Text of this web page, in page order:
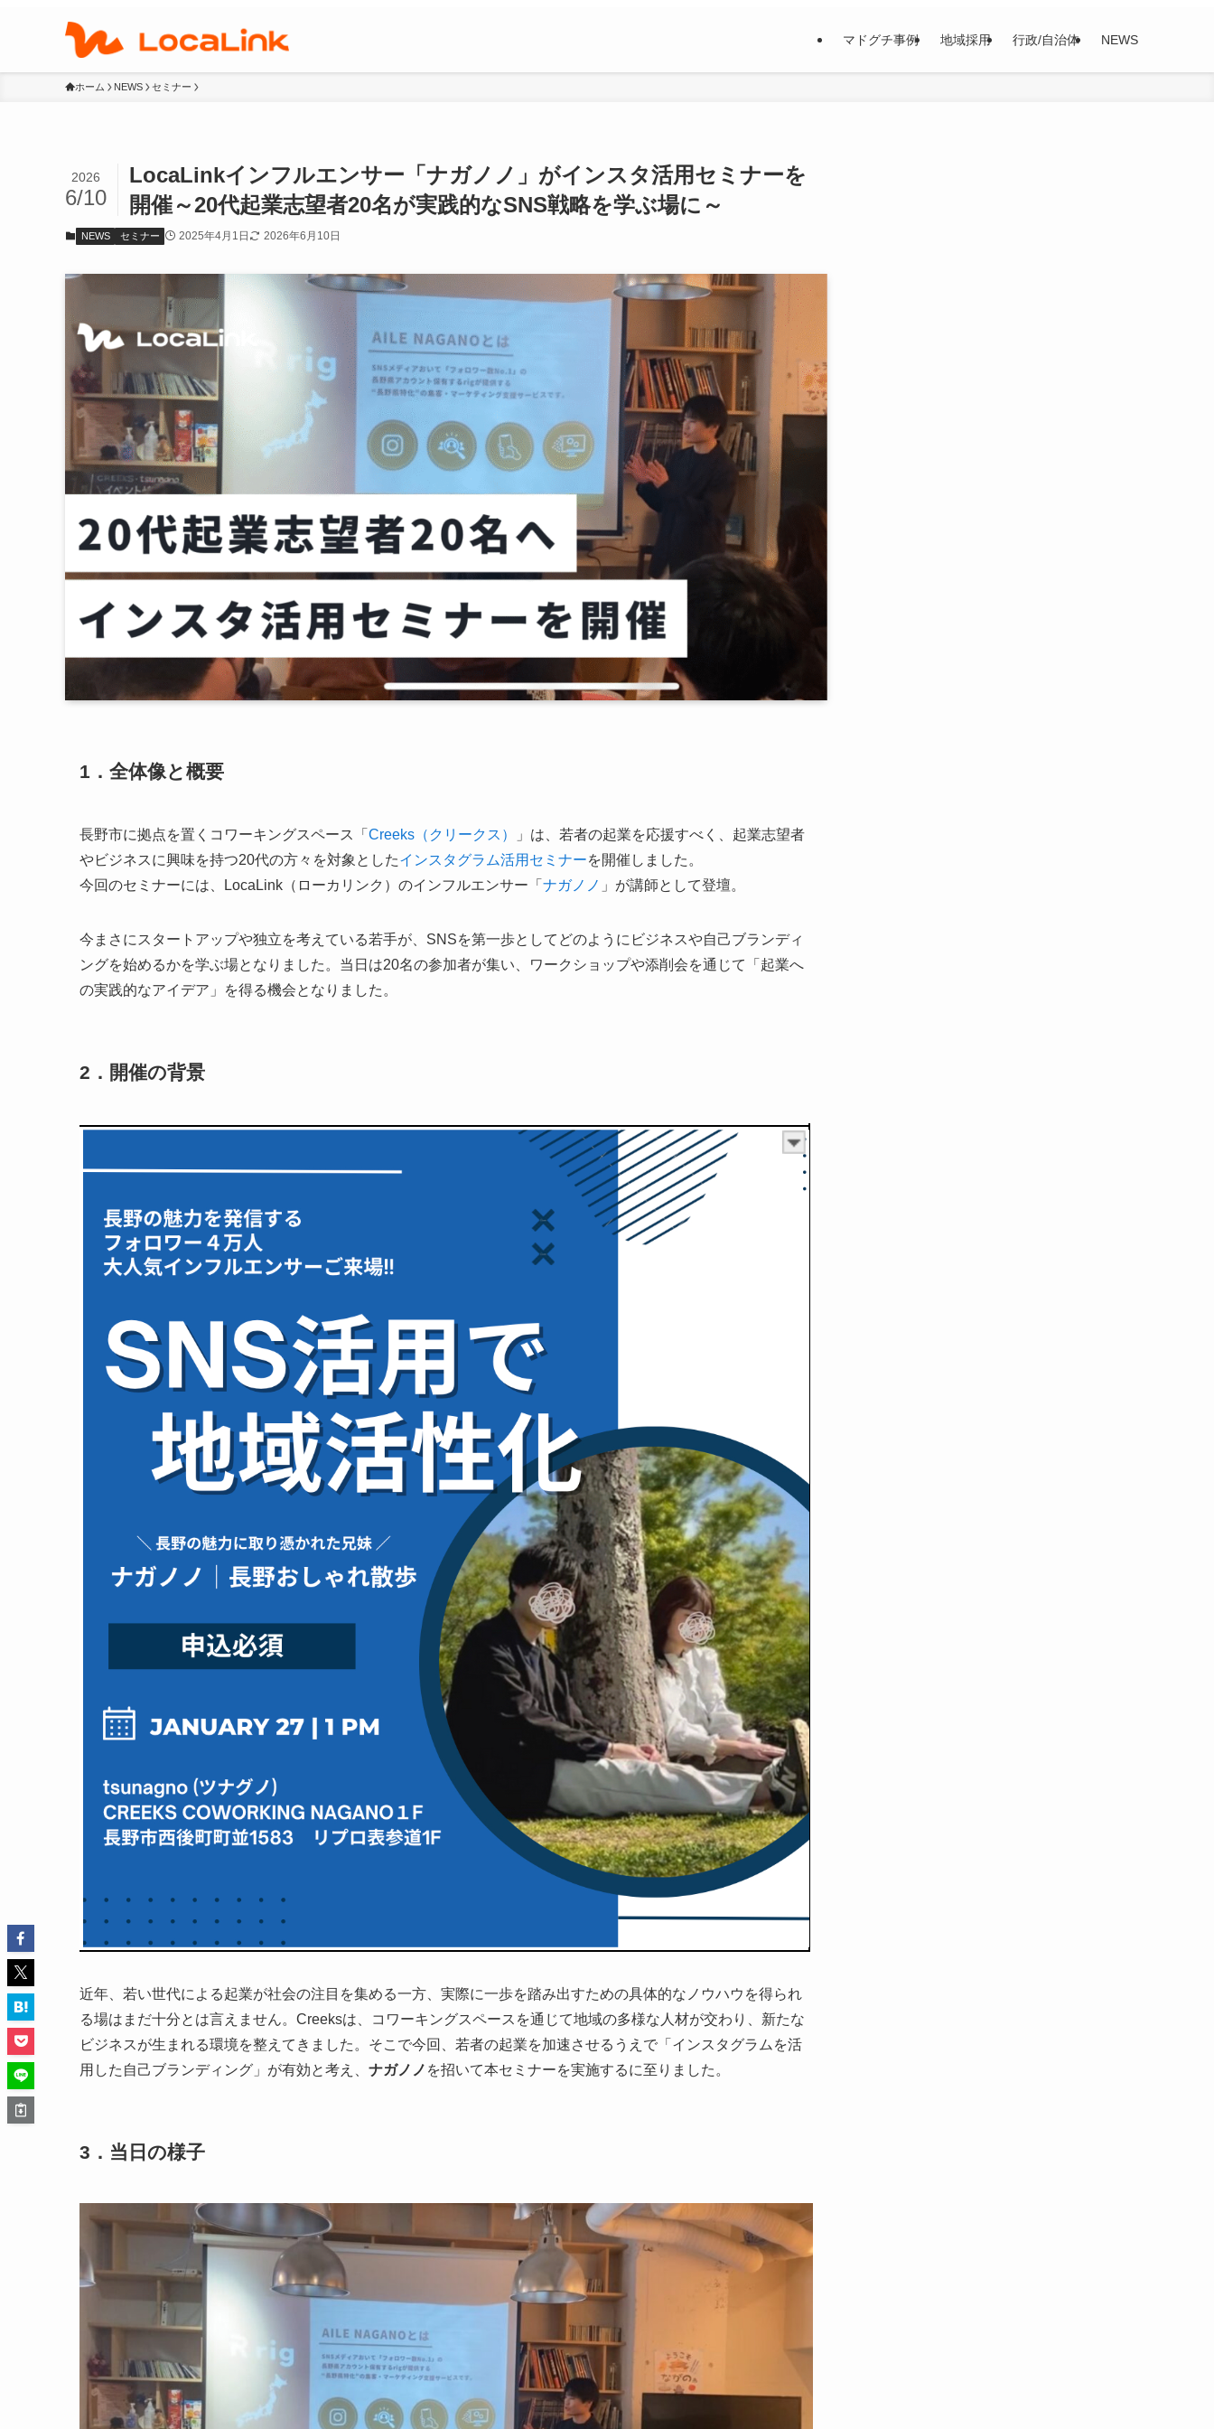
マドグチ事例 地域採用 行政/自治体 NEWS
ホーム NEWS セミナー
LocaLinkインフルエンサー「ナガノノ」がインスタ活用セミナーを
開催～20代起業志望者20名が実践的なSNS戦略を学ぶ場に～
2026
6/10
NEWS セミナー 2025年4月1日 2026年6月10日
1．全体像と概要
長野市に拠点を置くコワーキングスペース「 Creeks（クリークス）
」は、若者の起業を応援すべく、起業志望者
やビジネスに興味を持つ20代の方々を対象としたインスタグラム活用セミナーを開催しました。
今回のセミナーには、LocaLink（ローカリンク）のインフルエンサー「 ナガノノ 」が講師として登壇。
今まさにスタートアップや独立を考えている若手が、SNSを第一歩としてどのようにビジネスや自己ブランディ
ングを始めるかを学ぶ場となりました。当日は20名の参加者が集い、ワークショップや添削会を通じて「起業へ
の実践的なアイデア」を得る機会となりました。
2．開催の背景
近年、若い世代による起業が社会の注目を集める一方、実際に一歩を踏み出すための具体的なノウハウを得られ
る場はまだ十分とは言えません。Creeksは、コワーキングスペースを通じて地域の多様な人材が交わり、新たな
ビジネスが生まれる環境を整えてきました。そこで今回、若者の起業を加速させるうえで「インスタグラムを活
用した自己ブランディング」が有効と考え、 ナガノノ を招いて本セミナーを実施するに至りました。
3．当日の様子